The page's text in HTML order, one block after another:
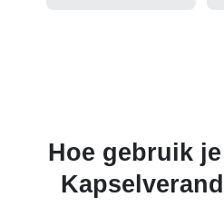
Hoe gebruik